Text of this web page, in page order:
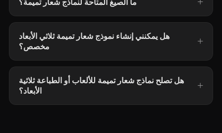
ما الصيغ المتاحة لنماذج شعار تميمة؟
هل يمكنني إنشاء نموذج شعار تميمة ثلاثي الأبعاد
مخصص؟
هل تصلح نماذج شعار تميمة للألعاب أو الطباعة ثلاثية
الأبعاد؟